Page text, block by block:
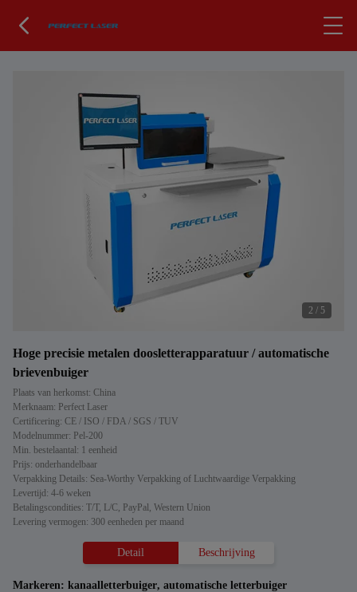
2 / 5
Hoge precisie metalen doosletterapparatuur / automatische
brievenbuiger
Plaats van herkomst: China
Merknaam: Perfect Laser
Certificering: CE / ISO / FDA / SGS / TUV
Modelnummer: Pel-200
Min. bestelaantal: 1 eenheid
Prijs: onderhandelbaar
Verpakking Details: Sea-Worthy Verpakking of Luchtwaardige Verpakking
Levertijd: 4-6 weken
Betalingscondities: T/T, L/C, PayPal, Western Union
Levering vermogen: 300 eenheden per maand
Detail Beschrijving
Markeren: kanaalletterbuiger, automatische letterbuiger